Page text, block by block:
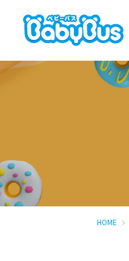
HOME